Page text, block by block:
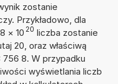
zostanie
Przykładowo, dla
× 10 20 liczba zostanie
20, oraz właściwą
8. W przypadku
wyświetlania liczb